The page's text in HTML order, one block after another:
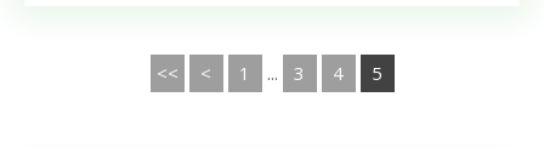
<< < 1 ... 3 4 5